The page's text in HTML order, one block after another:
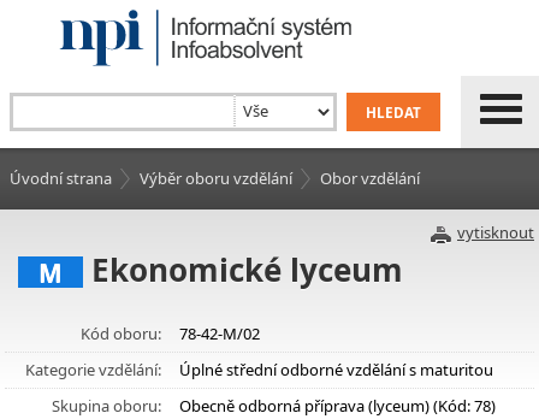
Úvodní strana Výběr oboru vzdělání Obor vzdělání
vytisknout
M Ekonomické lyceum
Kód oboru:
78-42-M/02
Kategorie vzdělání:
Úplné střední odborné vzdělání s maturitou
Skupina oboru:
Obecně odborná příprava (lyceum) (Kód: 78)